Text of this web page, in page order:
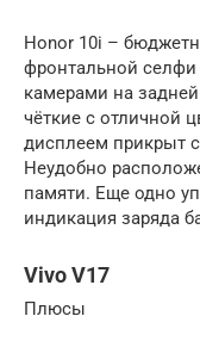
Honor 10i –
фронтальной селфи
камерами на
чёткие с отличной
дисплеем прикрыт
Неудобно
памяти. Еще одно
индикация заряда
Vivo V17
Плюсы